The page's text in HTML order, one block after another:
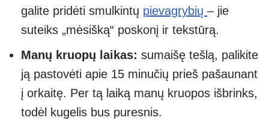
galite pridėti smulkintų pievagrybių – jie
suteiks „mėsišką“ poskonį ir tekstūrą.
Manų kruopų laikas: sumaišę tešlą, palikite
ją pastovėti apie 15 minučių prieš pašaunant
į orkaitę. Per tą laiką manų kruopos išbrinks,
todėl kugelis bus puresnis.